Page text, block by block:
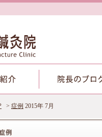
症例 2015年 7月